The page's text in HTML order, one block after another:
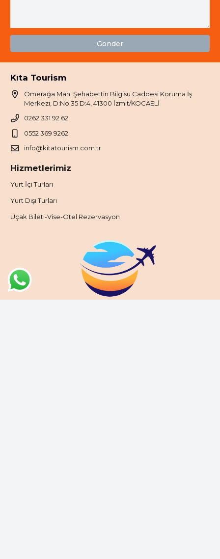
Gönder
Kıta Tourism
Ömerağa Mah. Şehabettin Bilgisu Caddesi Koruma İş
Merkezi, D:No:35 D:4, 41300 İzmit/KOCAELİ
0262 331 92 62
0552 369 9262
info@kitatourism.com.tr
Hizmetlerimiz
Yurt İçi Turları
Yurt Dışı Turları
Uçak Bileti-Vise-Otel Rezervasyon